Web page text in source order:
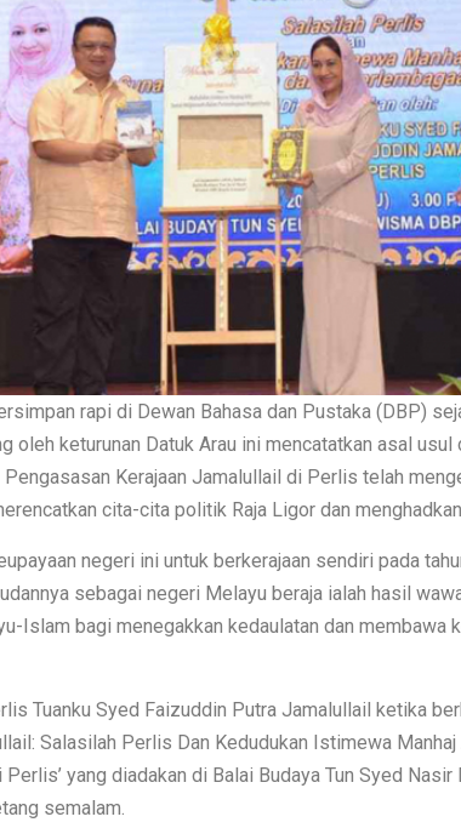
rapi di Dewan Bahasa dan Pustaka (DBP)
oleh keturunan Datuk Arau ini mencatatkan asal usul
Kerajaan Jamalullail di Perlis telah
cita-cita politik Raja Ligor dan
negeri ini untuk berkerajaan sendiri pada
sebagai negeri Melayu beraja ialah hasil
Islam bagi menegakkan kedaulatan dan membawa
Tuanku Syed Faizuddin Putra Jamalullail ketika
Salasilah Perlis Dan Kedudukan Istimewa Manhaj
yang diadakan di Balai Budaya Tun Syed
semalam.